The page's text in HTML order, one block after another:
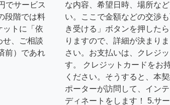
でサービス
段階では料
ットに「依
せ、ご相談
前）であれ
な内容、希望日時、場所な
い。ここで金額などの交渉
き受ける」ボタンを押した
りますので、詳細が決まり
さい。お支払いは、クレジ
す。 クレジットカードをお
ください。そうすると、本
ポーターが訪問して、イン
ディネートをします！ 5.サ